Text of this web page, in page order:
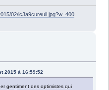
02/lc3a9cureuil.jpg?w=400
2015 à 16:59:52
gentiment des optimistes qui